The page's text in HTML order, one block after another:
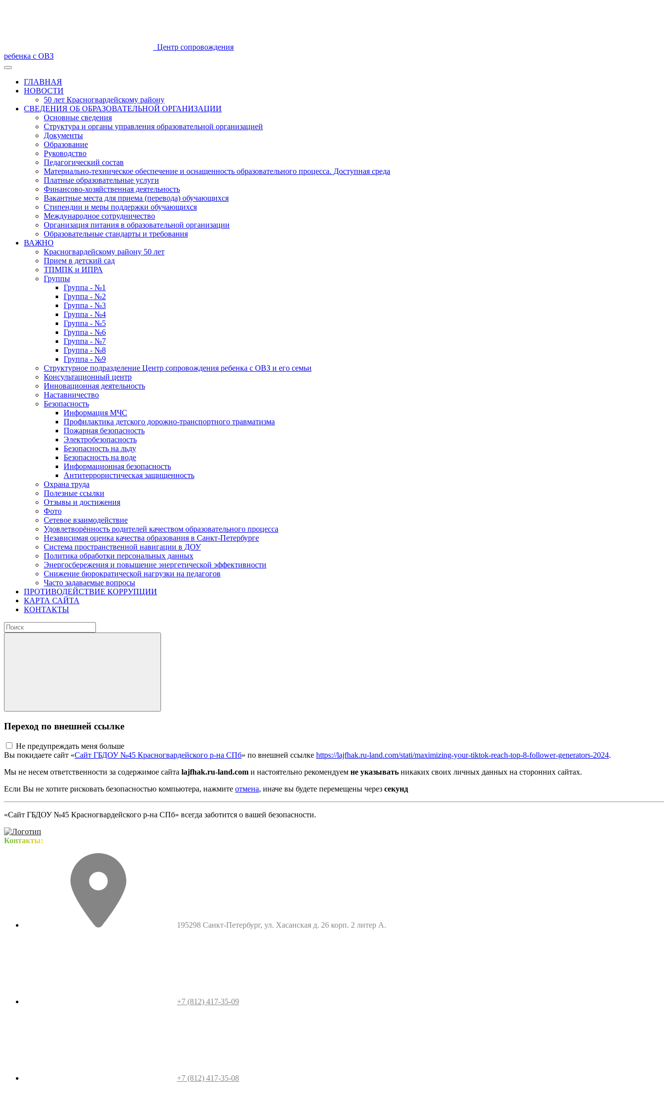
Центр сопровождения
ребенка с ОВЗ
ГЛАВНАЯ
НОВОСТИ
50 лет Красногвардейскому району
СВЕДЕНИЯ ОБ ОБРАЗОВАТЕЛЬНОЙ ОРГАНИЗАЦИИ
Основные сведения
Структура и органы управления образовательной организацией
Документы
Образование
Руководство
Педагогический состав
Материально-техническое обеспечение и оснащенность образовательного процесса. Доступная среда
Платные образовательные услуги
Финансово-хозяйственная деятельность
Вакантные места для приема (перевода) обучающихся
Стипендии и меры поддержки обучающихся
Международное сотрудничество
Организация питания в образовательной организации
Образовательные стандарты и требования
ВАЖНО
Красногвардейскому району 50 лет
Прием в детский сад
ТПМПК и ИПРА
Группы
Группа - №1
Группа - №2
Группа - №3
Группа - №4
Группа - №5
Группа - №6
Группа - №7
Группа - №8
Группа - №9
Структурное подразделение Центр сопровождения ребенка с ОВЗ и его семьи
Консультационный центр
Инновационная деятельность
Наставничество
Безопасность
Информация МЧС
Профилактика детского дорожно-транспортного травматизма
Пожарная безопасность
Электробезопасность
Безопасность на льду
Безопасность на воде
Информационная безопасность
Антитеррористическая защищенность
Охрана труда
Полезные ссылки
Отзывы и достижения
Фото
Сетевое взаимодействие
Удовлетворённость родителей качеством образовательного процесса
Независимая оценка качества образования в Санкт-Петербурге
Система пространственной навигации в ДОУ
Политика обработки персональных данных
Энергосбережения и повышение энергетической эффективности
Снижение бюрократической нагрузки на педагогов
Часто задаваемые вопросы
ПРОТИВОДЕЙСТВИЕ КОРРУПЦИИ
КАРТА САЙТА
КОНТАКТЫ
Переход по внешней ссылке
Не предупреждать меня больше
Вы покидаете сайт «Сайт ГБДОУ №45 Красногвардейского р-на СПб» по внешней ссылке https://lajfhak.ru-land.com/stati/maximizing-your-tiktok-reach-top-8-follower-generators-2024.
Мы не несем ответственности за содержимое сайта lajfhak.ru-land.com и настоятельно рекомендуем не указывать никаких своих личных данных на сторонних сайтах.
Если Вы не хотите рисковать безопасностью компьютера, нажмите отмена, иначе вы будете перемещены через секунд
«Сайт ГБДОУ №45 Красногвардейского р-на СПб» всегда заботится о вашей безопасности.
Контакты:
195298 Санкт-Петербург, ул. Хасанская д. 26 корп. 2 литер А.
+7 (812) 417-35-09
+7 (812) 417-35-08